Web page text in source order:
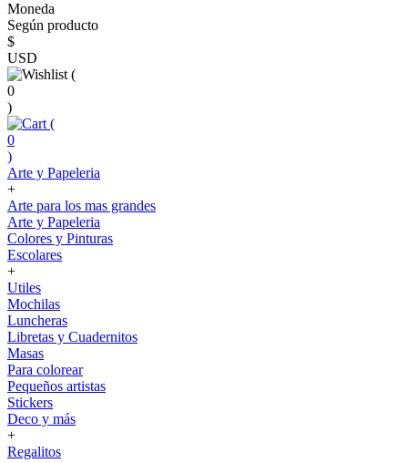
Moneda
Según producto
$
USD
(
0
)
(
0
)
Arte y Papeleria
+
Arte para los mas grandes
Arte y Papeleria
Colores y Pinturas
Escolares
+
Utiles
Mochilas
Luncheras
Libretas y Cuadernitos
Masas
Para colorear
Pequeños artistas
Stickers
Deco y más
+
Regalitos